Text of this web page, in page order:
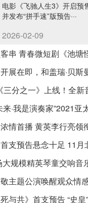
电影《飞驰人生3》开启预
并发布“拼手速”版预告···
2026-02-09
微短剧《池塘怪谈》今日正式
即，和盖瑞·贝斯曼一起进入奇
》上线！全新音乐曲风，寻求
是演奏家”2021亚太国际器乐
播 黄英李行亮领衔开启“印象式
告悬念十足 11月北美上映引期待
英琴童交响音乐会在东方艺术
演唤醒观众情感共鸣 杨和苏周
》首支预告 “史皇”回归破解···